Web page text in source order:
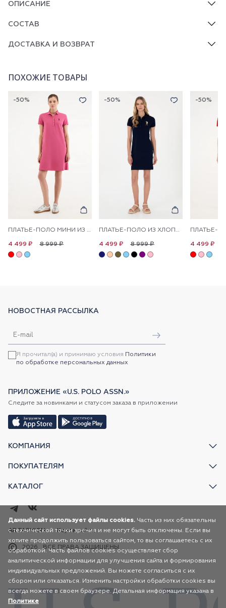
ОПИСАНИЕ
СОСТАВ
ДОСТАВКА И ВОЗВРАТ
ПОХОЖИЕ ТОВАРЫ
-50%
ПЛАТЬЕ-ПОЛО МИНИ ИЗ ХЛОПКА ПРЯМОЕ
8 999 ₽
4 499 ₽
-50%
ПЛАТЬЕ-ПОЛО ИЗ ХЛОПКА С КОНТРАСТНЫМ ЛОГОТИПОМ ПРИТАЛЕННОЕ
8 999 ₽
4 499 ₽
-50%
4 499 ₽
КОМПАНИЯ
ПОКУПАТЕЛЯМ
КАТАЛОГ
НОВОСТНАЯ РАССЫЛКА
Я прочитал(а) и принимаю условия Политики
по обработке персональных данных
ПРИЛОЖЕНИЕ «U.S. POLO ASSN.»
Следите за новинками и статусом заказа в приложении
2026 ВСЕ ПРАВА ЗАЩИЩЕНЫ
AR FASHION Карта сайта
Данный сайт использует файлы cookies. Часть из них обязательны
с технической точки зрения и не могут быть отключены. Если вы
хотите продолжить пользоваться сайтом, то вы соглашаетесь с их
обработкой. Часть файлов cookies осуществляет сбор
аналитической информации для улучшения сайта и формирования
индивидуальных предложений. Вы можете согласиться с их
сбором или отказаться. Изменить настройки обработки cookies вы
всегда можете в своем браузере. Детальная информация указана в
Политике